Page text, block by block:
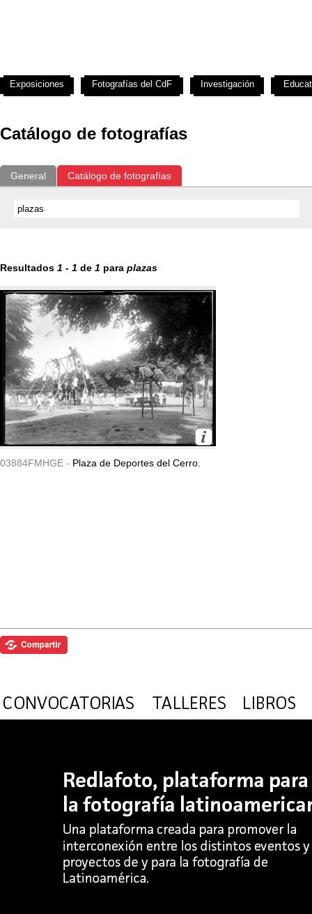
Catálogo de fotografías
General Catálogo de fotografías
Resultados 1 - 1 de 1 para plazas
03884FMHGE - Plaza de Deportes del Cerro.
Exposiciones Fotografías del CdF Investigación